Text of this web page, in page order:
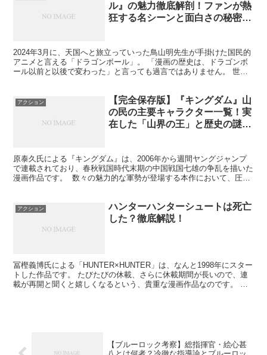
ル』の魅力徹底解剖！ファンが熱
狂する名シーンと面白さの秘密8
2024年3月に、天国へと旅立っていった鳥山明先生が手掛けた国民的
アニメと言える「ドラゴンボール」。 「漫画の歴史は、ドラゴンボ
ール以前と以後で変わった」と言っても過言ではありません。 世代
アクション
【完全保存版】『キングダム』山
の民の主要キャラクター一覧！実
在した「山界の王」と歴史の謎ま
原泰久氏による『キングダム』は、2006年から週間ヤングジャンプ
で連載されており、春秋戦国時代末期の中国戦国七雄の争乱を描いた
漫画作品です。 数々の魅力的な軍勢が登場する本作において、圧倒
アクション
ハンターハンターシュートは死亡
した？徹底解説！
冨樫義博氏による「HUNTER×HUNTER」は、なんと1998年にスター
トした作品です。 たびたびの休載、さらに休載期間が長いので、連
載が再開と聞くと嬉しくなるという、貴重な漫画作品なのです。 今
【ブルーロック考察】総指揮官・絵心甚